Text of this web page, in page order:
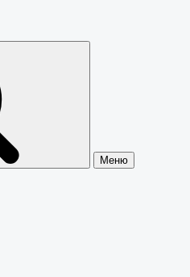
Меню